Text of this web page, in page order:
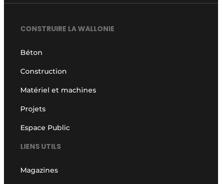
CONSTRUIRE LA WALLONIE
Béton
Construction
Matériel et machines
Projets
Espace Public
LIENS UTILS
Magazines